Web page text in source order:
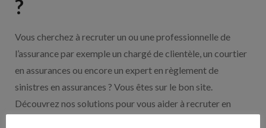
?
Vous cherchez à recruter un ou une professionnelle de
l’assurance par exemple un chargé de clientèle, un courtier
en assurances ou encore un expert en règlement de
sinistres en assurances ? Vous êtes sur le bon site.
Découvrez nos solutions pour vous aider à recruter en